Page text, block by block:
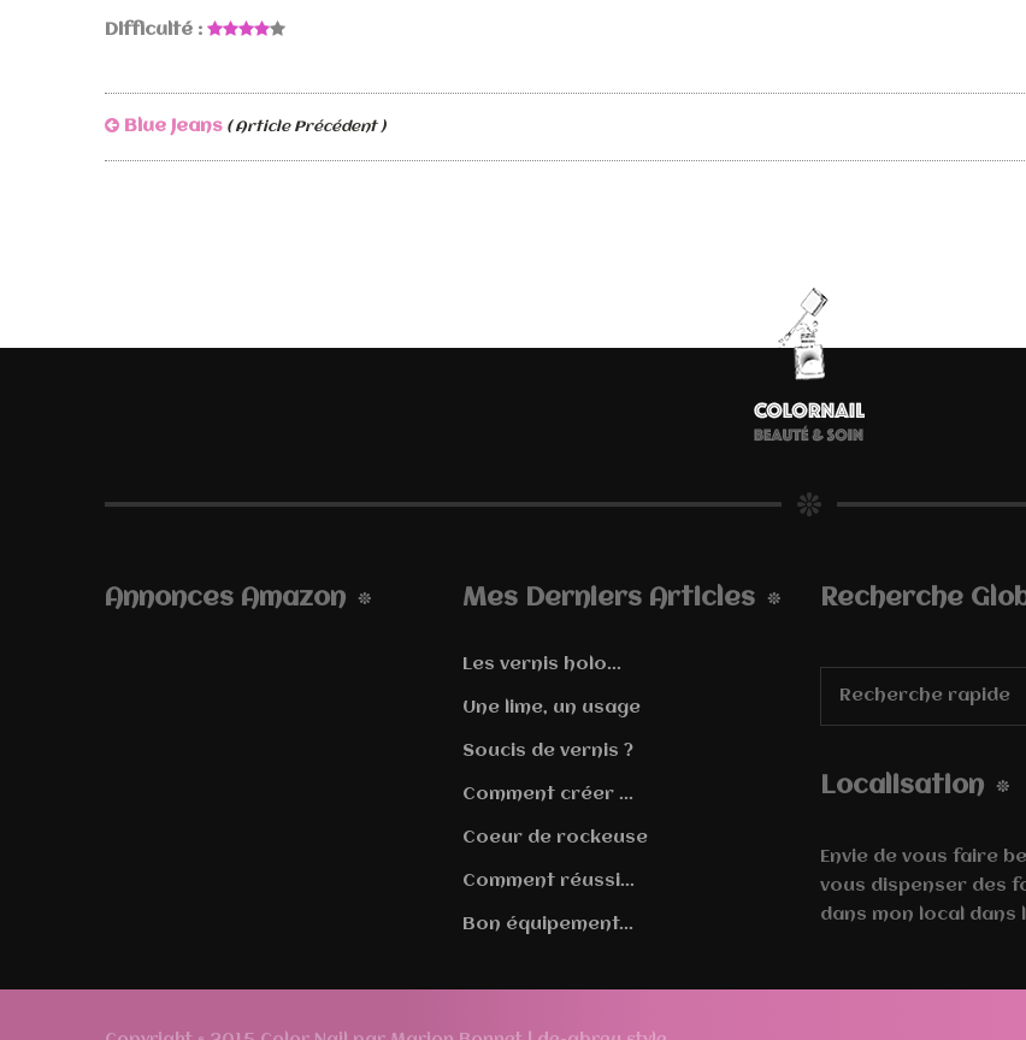
Difficulté :
Blue Jeans ( Article Précédent )
Annonces Amazon Mes Derniers Articles
Les vernis holo...
Une lime, un usage
Soucis de vernis ?
Comment créer ...
Coeur de rockeuse
Comment réussi...
Bon équipement...
Recherche
Localisation
Envie de vous faire
vous dispenser des
dans mon local dans